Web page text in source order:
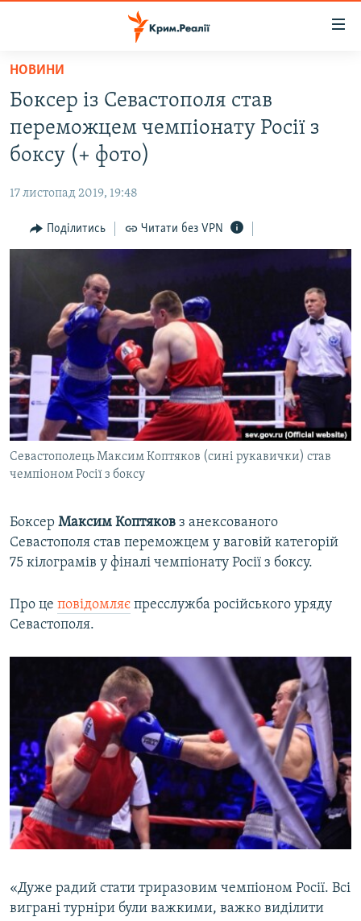
Перейти
основного
матеріалу
Перейти
до
основної
Перейти
до
ВОДА.КРИМ
ВІДЕО ТА ФОТО
БЛОГИ
ПОГЛЯД
ВСЕ ЗА ДЕНЬ
СПЕЦПРОЕКТИ
ДЕПОРТАЦІЯ
ВІДЕОУРОКИ «ELIFBE»
СВІДЧЕННЯ ОКУПАЦІЇ
УКРАЇНСЬКА ПРОБЛЕМА КРИМУ
ІНФОГРАФІКА
ЯК ОБІЙТИ БЛОКУВАННЯ
Русский
Qırımtatar
ДОЛУЧАЙСЯ!
Усі сайти RFE/RL
НОВИНИ
Боксер із Севастополя став
переможцем чемпіонату Росії з
боксу (+ фото)
17 листопад 2019, 19:48
Поділитись Читати без VPN
Севастополець Максим Коптяков (сині рукавички) став
чемпіоном Росії з боксу
Боксер Максим Коптяков з анексованого
Севастополя став переможцем у ваговій категорій
75 кілограмів у фіналі чемпіонату Росії з боксу.
Про це повідомляє пресслужба російського уряду
Севастополя.
«Дуже радий стати триразовим чемпіоном Росії. Всі
виграні турніри були важкими, важко виділити